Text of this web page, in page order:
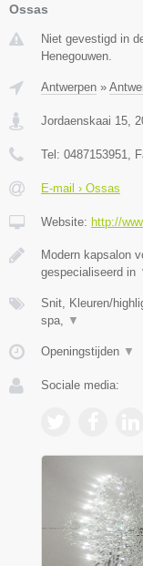
Ossas
Niet gevestigd in
Henegouwen.
Antwerpen »
Jordaenskaai 15
Tel: 0487153951 ,
E-mail › Ossas
Website: http://
Modern kapsalon
gespecialiseerd in
Snit, Kleuren/
spa,
▼
Openingstijden ▼
Sociale media: